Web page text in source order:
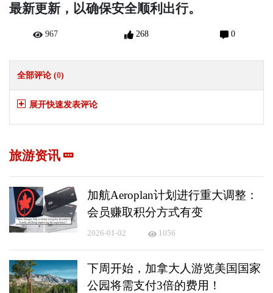
最新更新，以确保安全顺利出行。
967 268 0
全部评论 (0)
展开快速发表评论
旅游资讯
加航Aeroplan计划进行重大调整：
会员赚取积分方式有变
2026-01-02 1056
下周开始，加拿大人游览美国国家
公园将需支付3倍的费用！